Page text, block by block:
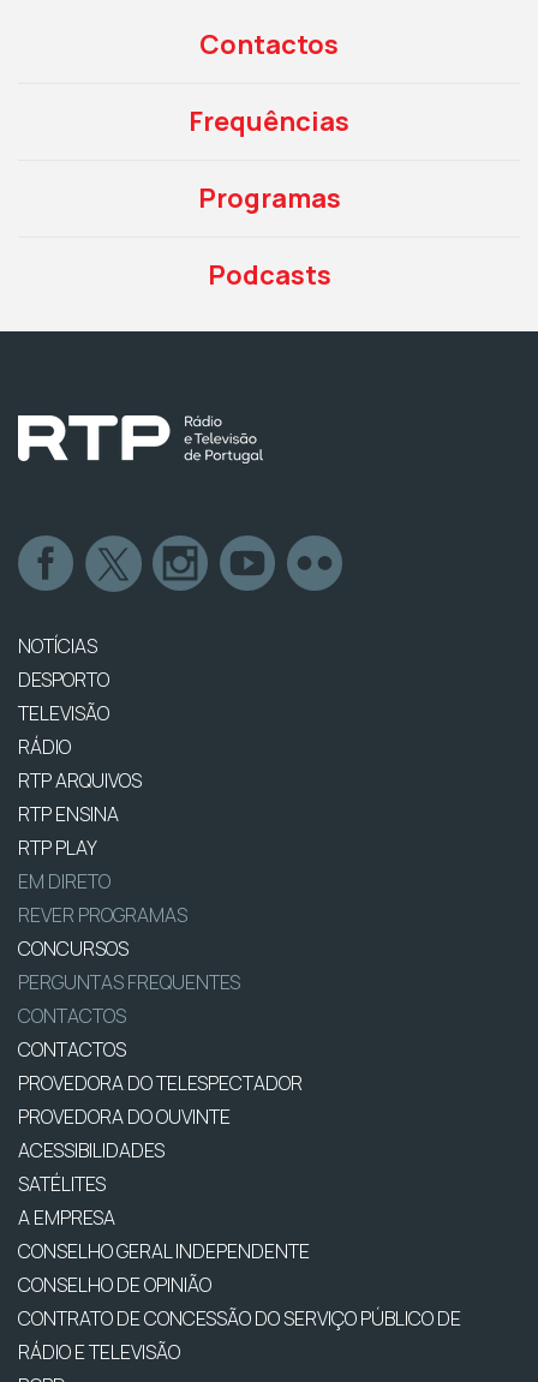
Contactos
Frequências
Programas
Podcasts
NOTÍCIAS
DESPORTO
TELEVISÃO
RÁDIO
RTP ARQUIVOS
RTP ENSINA
RTP PLAY
EM DIRETO
REVER PROGRAMAS
CONCURSOS
PERGUNTAS FREQUENTES
CONTACTOS
CONTACTOS
PROVEDORA DO TELESPECTADOR
PROVEDORA DO OUVINTE
ACESSIBILIDADES
SATÉLITES
A EMPRESA
CONSELHO GERAL INDEPENDENTE
CONSELHO DE OPINIÃO
CONTRATO DE CONCESSÃO DO SERVIÇO PÚBLICO DE
RÁDIO E TELEVISÃO